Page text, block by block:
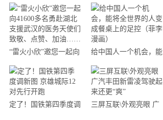
“雷火小欣”邀您一起向
41600多名勇赴湖北支
援武汉的医务天使们致
敬、点赞、加油……
给中国人一个机会，能
将全世界的人变成餐桌
上的足控（菲李漫画）
定了！国铁第四季度调
三屏互联\外观亮眼 广